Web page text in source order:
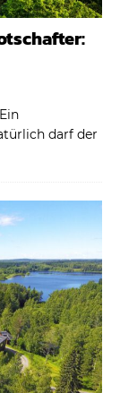
darf der